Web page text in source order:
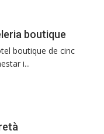
boutique
boutique de cinc
i...